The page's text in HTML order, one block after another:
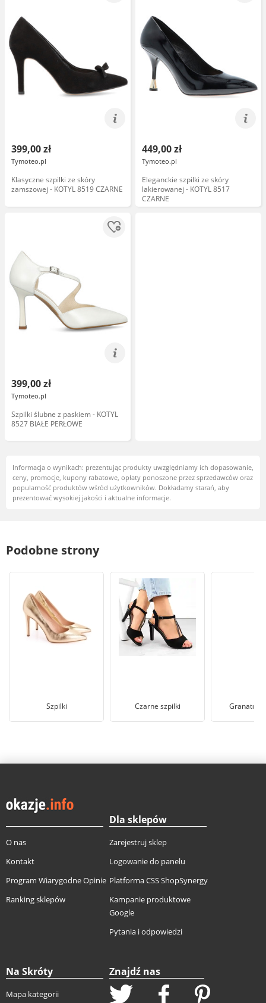
399,00 zł
Tymoteo.pl
Klasyczne szpilki ze skóry
zamszowej - KOTYL 8519 CZARNE
449,00 zł
Tymoteo.pl
Eleganckie szpilki ze skóry
lakierowanej - KOTYL 8517
CZARNE
399,00 zł
Tymoteo.pl
Szpilki ślubne z paskiem - KOTYL
8527 BIAŁE PERŁOWE
Informacja o wynikach: prezentując produkty uwzględniamy ich dopasowanie,
ceny, promocje, kupony rabatowe, opłaty ponoszone przez sprzedawców oraz
popularność produktów wśród użytkowników. Dokładamy starań, aby
prezentować wysokiej jakości i aktualne informacje.
Podobne strony
Szpilki Czarne szpilki
O nas
Kontakt
Program Wiarygodne Opinie
Ranking sklepów
Dla sklepów
Zarejestruj sklep
Logowanie do panelu
Platforma CSS ShopSynergy
Kampanie produktowe
Google
Pytania i odpowiedzi
Na Skróty
Mapa kategorii
Znajdź nas